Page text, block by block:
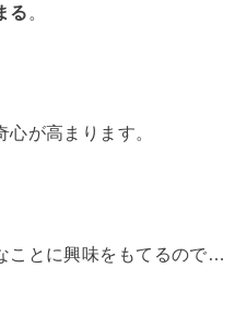
る 。
が高まります。
ことに興味をもてるので…